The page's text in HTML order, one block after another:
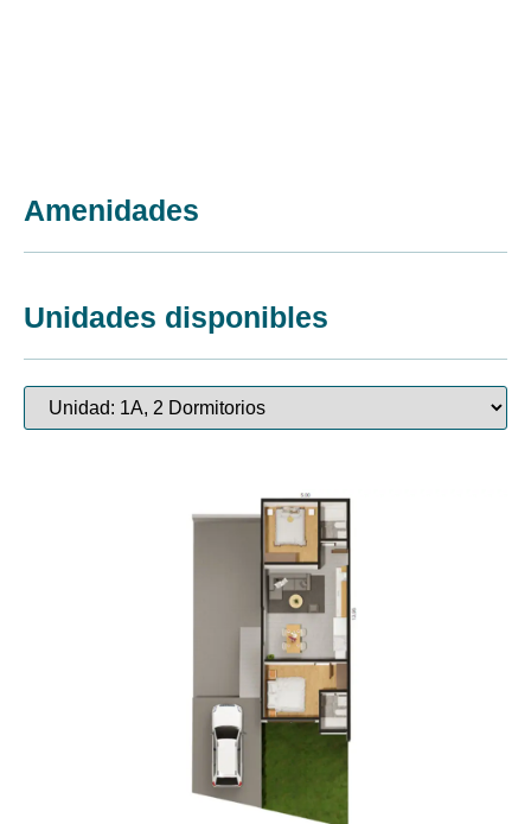
Amenidades
Unidades disponibles